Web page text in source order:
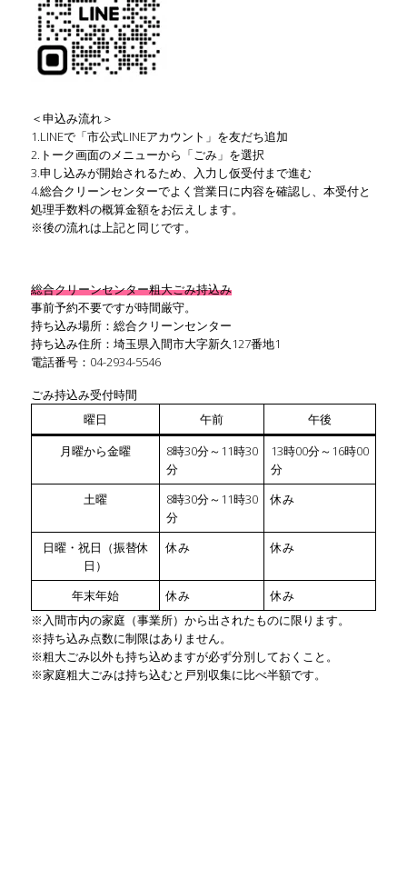
＜申込み流れ＞
1.LINEで「市公式LINEアカウント」を友だち追加
2.トーク画面のメニューから「ごみ」を選択
3.申し込みが開始されるため、入力し仮受付まで進む
4.総合クリーンセンターでよく営業日に内容を確認し、本受付と
処理手数料の概算金額をお伝えします。
※後の流れは上記と同じです。
総合クリーンセンター粗大ごみ持込み
事前予約不要ですが時間厳守。
持ち込み場所：総合クリーンセンター
持ち込み住所：埼玉県入間市大字新久127番地1
電話番号：04-2934-5546
ごみ持込み受付時間
曜日
午前
午後
月曜から金曜
8時30分～11時30
分
13時00分～16時00
分
土曜
8時30分～11時30
分
休み
日曜・祝日（振替休
日）
休み 休み
年末年始 休み
休み
※入間市内の家庭（事業所）から出されたものに限ります。
※持ち込み点数に制限はありません。
※粗大ごみ以外も持ち込めますが必ず分別しておくこと。
※家庭粗大ごみは持ち込むと戸別収集に比べ半額です。